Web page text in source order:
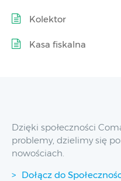
Kolektor
Kasa fiskalna
Dzięki społeczności
problemy, dzielimy się
nowościach.
Dołącz do